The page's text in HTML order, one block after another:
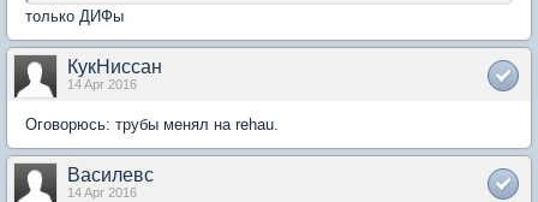
только ДИФы
КукНиссан
14 Apr 2016
Оговорюсь: трубы менял на rehau.
Василевс
14 Apr 2016